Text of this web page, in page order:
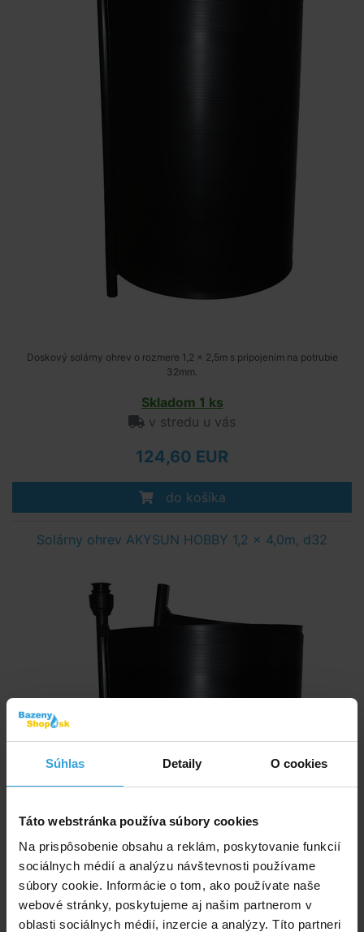
Súhlas Detaily O cookies
Táto webstránka používa súbory cookies
Na prispôsobenie obsahu a reklám, poskytovanie funkcií
sociálnych médií a analýzu návštevnosti používame
súbory cookie. Informácie o tom, ako používate naše
webové stránky, poskytujeme aj našim partnerom v
oblasti sociálnych médií, inzercie a analýzy. Títo partneri
Doskový solárny ohrev o rozmere 1,2 x 2,5m s pripojením na potrubie
32mm.
Skladom 1 ks
v stredu u vás
124,60 EUR
do košíka
Solárny ohrev AKYSUN HOBBY 1,2 x 4,0m, d32